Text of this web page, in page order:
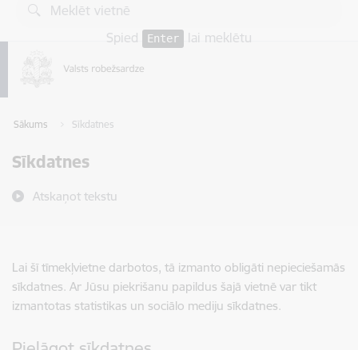
Pāriet uz lapas saturu
Spied
Enter lai meklētu
Sākums Sīkdatnes
Sīkdatnes
Atskaņot tekstu
Lai šī tīmekļvietne darbotos, tā izmanto obligāti nepieciešamās
sīkdatnes. Ar Jūsu piekrišanu papildus šajā vietnē var tikt
izmantotas statistikas un sociālo mediju sīkdatnes.